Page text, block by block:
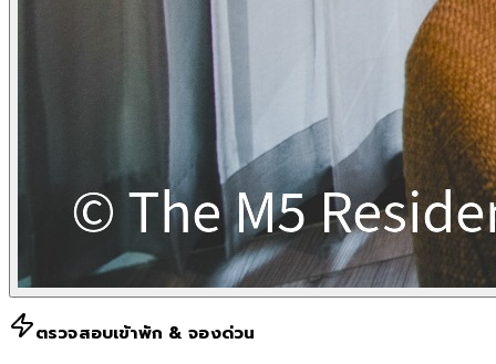
ตรวจสอบเข้าพัก & จองด่วน